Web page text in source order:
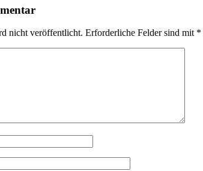
nicht veröffentlicht. Erforderliche Felder sind mit *